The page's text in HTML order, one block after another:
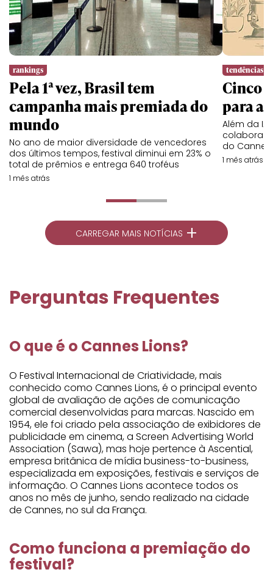
rankings
Pela 1ª vez, Brasil tem
campanha mais premiada do
mundo
No ano de maior diversidade de vencedores
dos últimos tempos, festival diminui em 23% o
total de prêmios e entrega 640 troféus
1 mês atrás
tendências
Cinco
para a
Além da
do Cannes
1 mês atrás
CARREGAR MAIS NOTÍCIAS +
Perguntas Frequentes
O que é o Cannes Lions?
O Festival Internacional de Criatividade, mais
conhecido como Cannes Lions, é o principal evento
global de avaliação de ações de comunicação
comercial desenvolvidas para marcas. Nascido em
1954, ele foi criado pela associação de exibidores de
publicidade em cinema, a Screen Advertising World
Association (Sawa), mas hoje pertence à Ascential,
empresa britânica de mídia business-to-business,
especializada em exposições, festivais e serviços de
informação. O Cannes Lions acontece todos os
anos no mês de junho, sendo realizado na cidade
de Cannes, no sul da França.
Como funciona a premiação do
festival?